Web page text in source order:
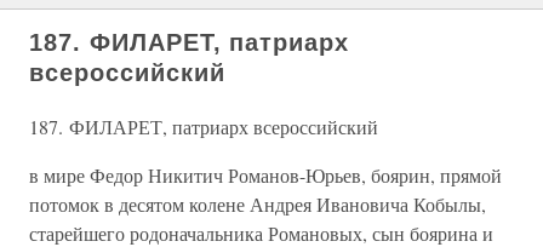
187. ФИЛАРЕТ, патриарх
всероссийский
187. ФИЛАРЕТ, патриарх всероссийский
в мире Федор Никитич Романов-Юрьев, боярин, прямой
потомок в десятом колене Андрея Ивановича Кобылы,
старейшего родоначальника Романовых, сын боярина и